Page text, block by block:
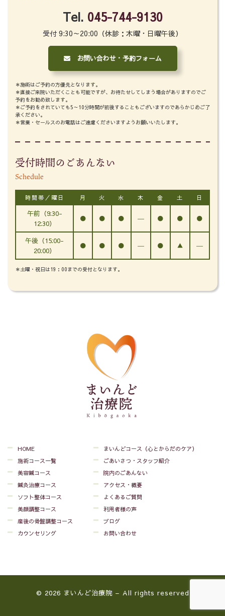
Tel. 045-744-9130
受付 9:30～20:00（休診：木曜・日曜午後）
お問い合わせ・予約フォーム
＊施術はご予約の方優先となります。
＊直接ご来院いただくことも可能ですが、お待たせしてしまう場合がありますのでご
予約をお勧め致します。
＊ご予約をされていても5～10分時間が前後することもございますのであらかじめご了
承ください。
＊営業・セールスのお電話はご遠慮くださいますようお願いいたします。
受付時間のごあんない
Schedule
時間帯／曜日 月 火 水 木 金 土 日
午前（9:30-
12:30）
● ● ● ― ● ● ●
午後（15:00-
20:00）
● ● ● ― ● ▲ ―
＊土曜・祝日は19：00までの受付となります。
HOME
施術コース一覧
美容鍼コース
鍼灸治療コース
ソフト整体コース
美顔調整コース
産後の骨盤調整コース
カウンセリング
まいんどコース（心とからだのケア）
ごあいさつ・スタッフ紹介
院内のごあんない
アクセス・概要
よくあるご質問
利用者様の声
ブログ
お問い合わせ
© 2026 まいんど治療院– All rights reserved